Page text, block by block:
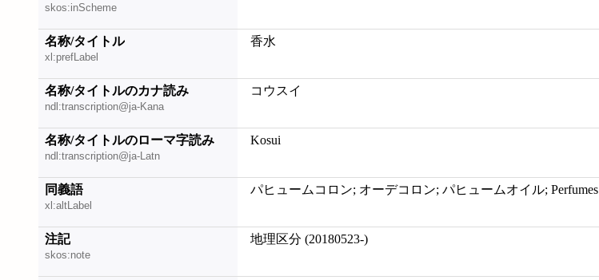
skos:inScheme
名称/タイトル
xl:prefLabel
香水
名称/タイトルのカナ読み
ndl:transcription@ja-Kana
コウスイ
名称/タイトルのローマ字読み
ndl:transcription@ja-Latn
Kosui
同義語
xl:altLabel
パヒュームコロン; オーデコロン; パヒュームオイル; Perfumes
注記
skos:note
地理区分 (20180523-)